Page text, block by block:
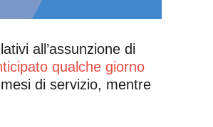
all’assunzione di
qualche giorno
di servizio, mentre